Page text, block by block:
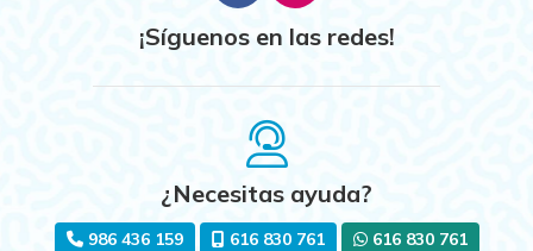
¡Síguenos en las redes!
¿Necesitas ayuda?
986 436 159 616 830 761 616 830 761